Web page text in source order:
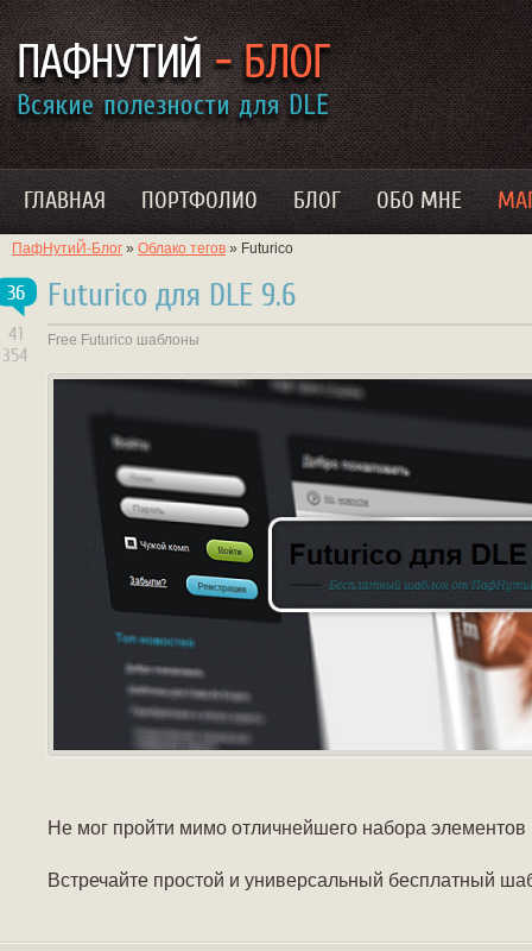
ГЛАВНАЯ ПОРТФОЛИО БЛОГ ОБО МНЕ
ПафНутиЙ-Блог » Облако тегов » Futurico
Futurico для DLE 9.6
36
41
354
Free Futurico шаблоны
Не мог пройти мимо отличнейшего набора
Встречайте простой и универсальный бесплатный